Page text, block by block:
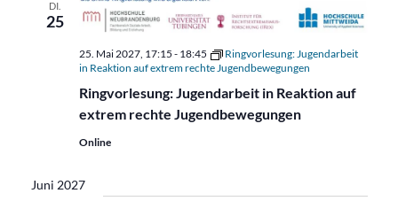
DI.
25
Ringvorlesung: Jugendarbeit in Reaktion auf
extrem rechte Jugendbewegungen
25. Mai 2027, 17:15 - 18:45
Ringvorlesung: Jugendarbeit
in Reaktion auf extrem rechte Jugendbewegungen
Online
Juni 2027